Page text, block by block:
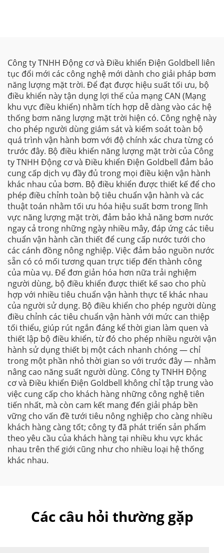
Công ty TNHH Động cơ và Điều khiển Điện Goldbell liên
tục đổi mới các công nghệ mới dành cho giải pháp bơm
năng lượng mặt trời. Để đạt được hiệu suất tối ưu, bộ
điều khiển này tận dụng lợi thế của mạng CAN (Mạng
khu vực điều khiển) nhằm tích hợp dễ dàng vào các hệ
thống bơm năng lượng mặt trời hiện có. Công nghệ này
cho phép người dùng giám sát và kiểm soát toàn bộ
quá trình vận hành bơm với độ chính xác chưa từng có
trước đây. Bộ điều khiển năng lượng mặt trời của Công
ty TNHH Động cơ và Điều khiển Điện Goldbell đảm bảo
cung cấp dịch vụ đầy đủ trong mọi điều kiện vận hành
khác nhau của bơm. Bộ điều khiển được thiết kế để cho
phép điều chỉnh toàn bộ tiêu chuẩn vận hành và các
thuật toán nhằm tối ưu hóa hiệu suất bơm trong lĩnh
vực năng lượng mặt trời, đảm bảo khả năng bơm nước
ngay cả trong những ngày nhiều mây, đáp ứng các tiêu
chuẩn vận hành cần thiết để cung cấp nước tưới cho
các cánh đồng nông nghiệp. Việc đảm bảo nguồn nước
sẵn có có mối tương quan trực tiếp đến thành công
của mùa vụ. Để đơn giản hóa hơn nữa trải nghiệm
người dùng, bộ điều khiển được thiết kế sao cho phù
hợp với nhiều tiêu chuẩn vận hành thực tế khác nhau
của người sử dụng. Bộ điều khiển cho phép người dùng
điều chỉnh các tiêu chuẩn vận hành với mức can thiệp
tối thiểu, giúp rút ngắn đáng kể thời gian làm quen và
thiết lập bộ điều khiển, từ đó cho phép nhiều người vận
hành sử dụng thiết bị một cách nhanh chóng — chỉ
trong một phần nhỏ thời gian so với trước đây — nhằm
nâng cao năng suất người dùng. Công ty TNHH Động
cơ và Điều khiển Điện Goldbell không chỉ tập trung vào
việc cung cấp cho khách hàng những công nghệ tiên
tiến nhất, mà còn cam kết mang đến giải pháp bền
vững cho vấn đề tưới tiêu nông nghiệp cho càng nhiều
khách hàng càng tốt; công ty đã phát triển sản phẩm
theo yêu cầu của khách hàng tại nhiều khu vực khác
nhau trên thế giới cũng như cho nhiều loại hệ thống
khác nhau.
Các câu hỏi thường gặp